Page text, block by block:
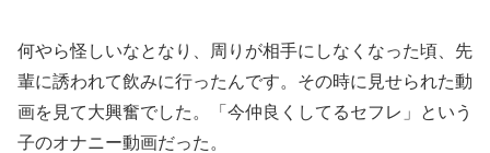
何やら怪しいなとなり、周りが相手にしなくなった頃、先
輩に誘われて飲みに行ったんです。その時に見せられた動
画を見て大興奮でした。「今仲良くしてるセフレ」という
子のオナニー動画だった。